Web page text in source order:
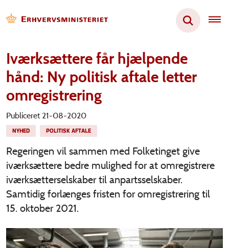
Iværksættere får hjælpende
hånd: Ny politisk aftale letter
omregistrering
Publiceret 21-08-2020
NYHED POLITISK AFTALE
Regeringen vil sammen med Folketinget give
iværksættere bedre mulighed for at omregistrere
iværksætterselskaber til anpartsselskaber.
Samtidig forlænges fristen for omregistrering til
15. oktober 2021.